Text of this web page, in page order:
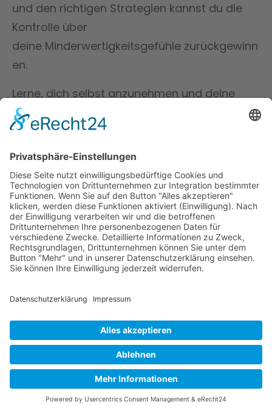
und den richtigen Strategien kannst du die
Kontrolle über
deine Minderwertigkeitsgefühle zurückgewinn
en.
Lerne, dich selbst anzunehmen und deine
Stärken zu erkennen. Jeder Mensch hat
einzigartige Fähigkeiten und Qualitäten –
auch du. Die Überwindung
von Minderwertigkeitskomplexen bedeutet,
diese Qualitäten zu entdecken und zu
schätzen. Verändere deine Perspektive,
akzeptiere dich so, wie du bist, und erlaube
dir, ein Leben ohne ständige Selbstzweifel zu
führen.
Dein Weg zu mehr
Selbstvertrauen
mitDeinGesundesLeben
DeinGesundesLebenist dein Partner auf
dem Weg zu mehr Selbstbewusstsein und
einem stabilen Selbstwertgefühl: